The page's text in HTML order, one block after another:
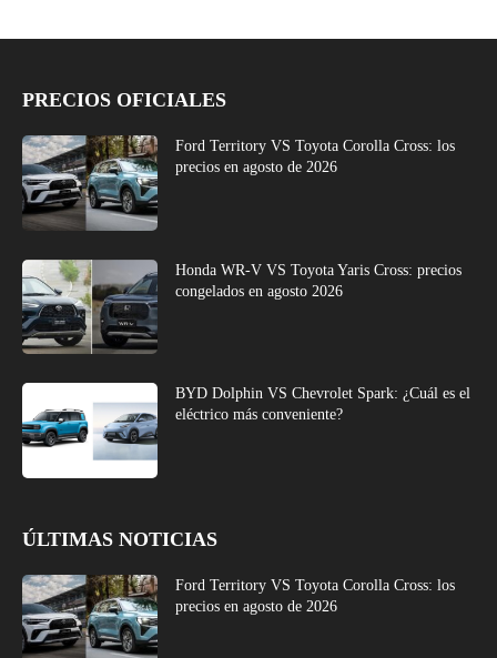
PRECIOS OFICIALES
Ford Territory VS Toyota Corolla Cross: los
precios en agosto de 2026
Honda WR-V VS Toyota Yaris Cross: precios
congelados en agosto 2026
BYD Dolphin VS Chevrolet Spark: ¿Cuál es el
eléctrico más conveniente?
ÚLTIMAS NOTICIAS
Ford Territory VS Toyota Corolla Cross: los
precios en agosto de 2026